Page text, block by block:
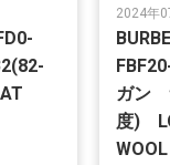
2024年
ガン
度)